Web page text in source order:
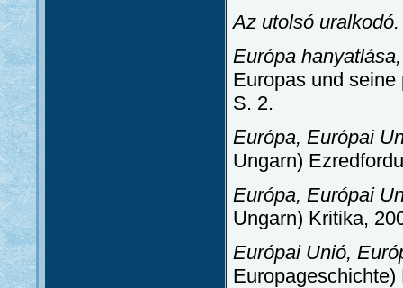
Az utolsó uralkodó.
Európa
Europas und
S. 2.
Európa, Európai
Ungarn)
Európa, Európai
Ungarn) Kritika,
Európai Unió,